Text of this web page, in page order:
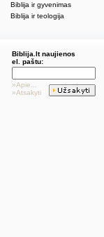
Biblija ir gyvenimas
Biblija ir teologija
Biblija.lt naujienos
el. paštu:
»Apie...
»Atsakyti